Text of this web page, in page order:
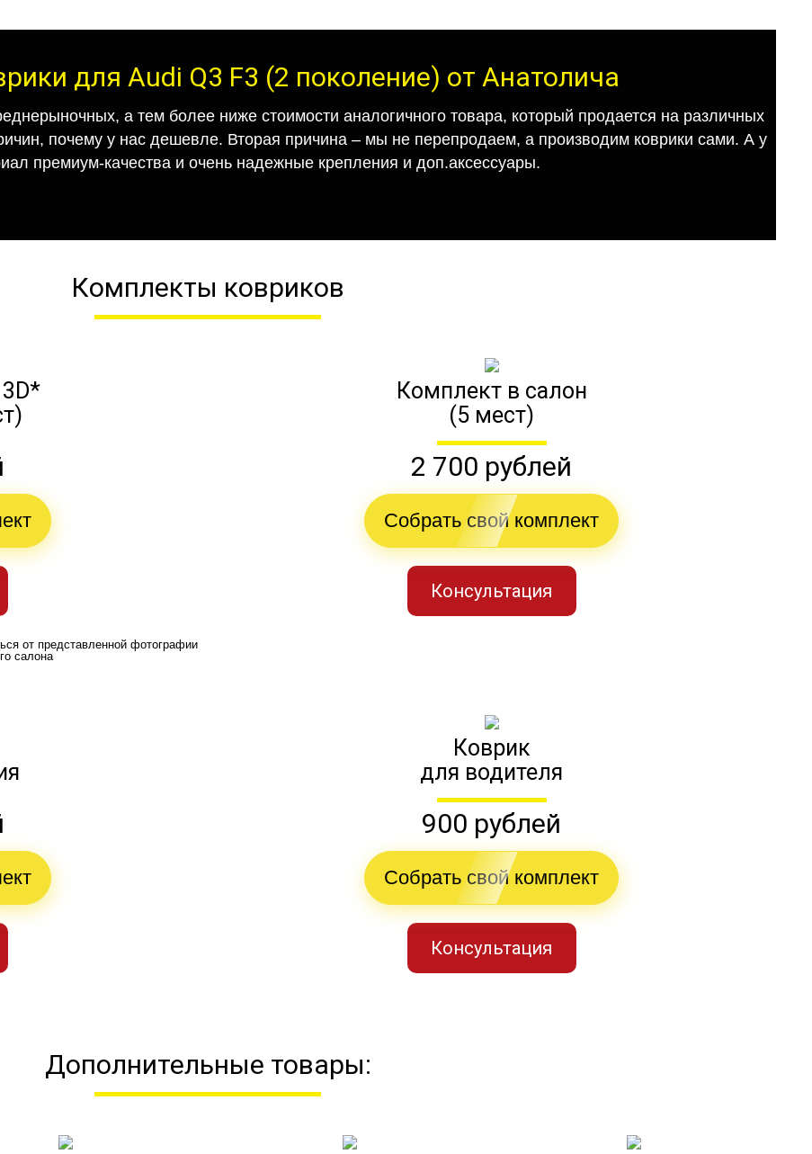
для Audi Q3 F3 (2 поколение) от Анатолича
а тем более ниже стоимости аналогичного товара, который продается на различных
почему у нас дешевле. Вторая причина – мы не перепродаем, а производим коврики сами. А у
премиум-качества и очень надежные крепления и доп.аксессуары.
Комплекты ковриков
от представленной фотографии
салона
Комплект в салон
(5 мест)
2 700 рублей
Собрать свой комплект
Консультация
Коврик
для водителя
900 рублей
Собрать свой комплект
Консультация
Дополнительные товары: